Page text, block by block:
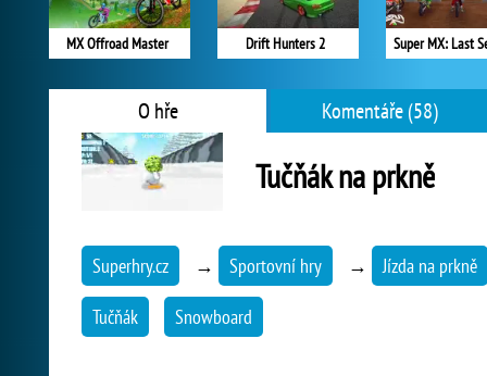
MX Offroad Master Drift Hunters 2 Super MX: Last
O hře Komentáře (58)
Tučňák na prkně
Superhry.cz → Sportovní hry → Jízda na prkně
Tučňák Snowboard